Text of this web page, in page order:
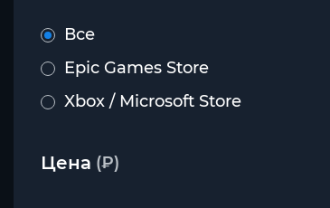
Все
Epic Games Store
Xbox / Microsoft Store
Цена (₽)